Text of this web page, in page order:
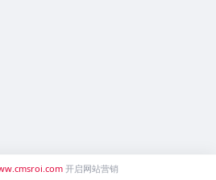
开启网站营销